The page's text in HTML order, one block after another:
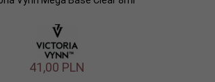
41,00 PLN